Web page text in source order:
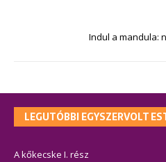
Indul a mandula:
LEGUTÓBBI EGYSZERVOLT
A kőkecske I. rész